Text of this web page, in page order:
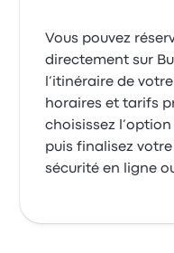
Vous pouvez
directement sur
l’itinéraire de
horaires et tarifs
choisissez
puis finalisez
sécurité en ligne